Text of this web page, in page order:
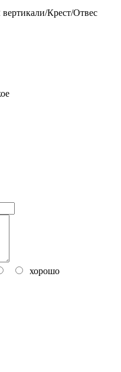
вертикали/Крест/Отвес
хорошо